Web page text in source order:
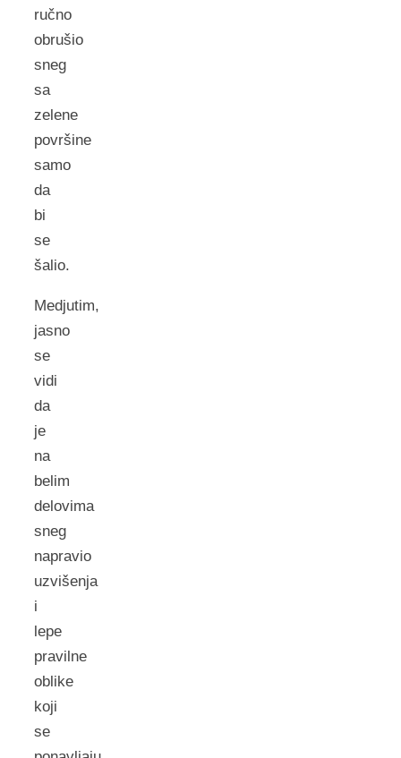
ručno
obrušio
sneg
sa
zelene
površine
samo
da
bi
se
šalio.
Medjutim,
jasno
se
vidi
da
je
na
belim
delovima
sneg
napravio
uzvišenja
i
lepe
pravilne
oblike
koji
se